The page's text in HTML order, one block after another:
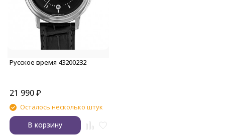
Русское время 43200232
21 990₽
Осталось несколько штук
В корзину